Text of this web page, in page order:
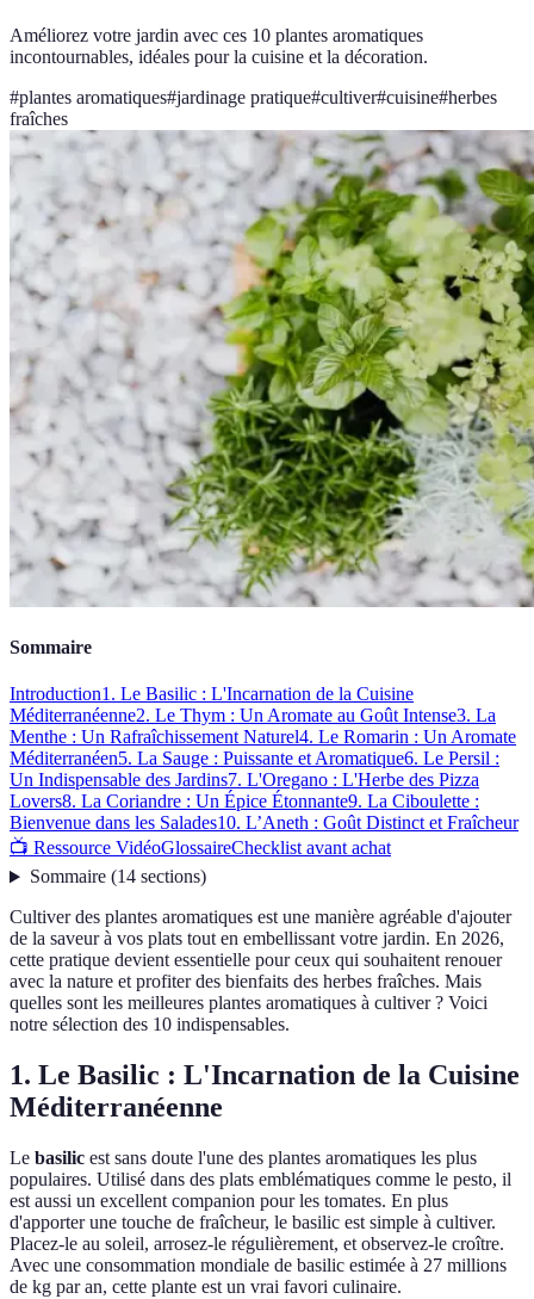
Améliorez votre jardin avec ces 10 plantes aromatiques
incontournables, idéales pour la cuisine et la décoration.
#plantes aromatiques#jardinage pratique#cultiver#cuisine#herbes
fraîches
Sommaire
Introduction1. Le Basilic : L'Incarnation de la Cuisine
Méditerranéenne2. Le Thym : Un Aromate au Goût Intense3. La
Menthe : Un Rafraîchissement Naturel4. Le Romarin : Un Aromate
Méditerranéen5. La Sauge : Puissante et Aromatique6. Le Persil :
Un Indispensable des Jardins7. L'Oregano : L'Herbe des Pizza
Lovers8. La Coriandre : Un Épice Étonnante9. La Ciboulette :
Bienvenue dans les Salades10. L’Aneth : Goût Distinct et Fraîcheur
📺 Ressource VidéoGlossaireChecklist avant achat
Sommaire(14 sections)
Cultiver des plantes aromatiques est une manière agréable d'ajouter
de la saveur à vos plats tout en embellissant votre jardin. En 2026,
cette pratique devient essentielle pour ceux qui souhaitent renouer
avec la nature et profiter des bienfaits des herbes fraîches. Mais
quelles sont les meilleures plantes aromatiques à cultiver ? Voici
notre sélection des 10 indispensables.
1. Le Basilic : L'Incarnation de la Cuisine
Méditerranéenne
Le basilic est sans doute l'une des plantes aromatiques les plus
populaires. Utilisé dans des plats emblématiques comme le pesto, il
est aussi un excellent companion pour les tomates. En plus
d'apporter une touche de fraîcheur, le basilic est simple à cultiver.
Placez-le au soleil, arrosez-le régulièrement, et observez-le croître.
Avec une consommation mondiale de basilic estimée à 27 millions
de kg par an, cette plante est un vrai favori culinaire.